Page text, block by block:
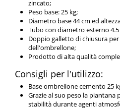
zincato;
Peso base: 25 kg;
Diametro base 44 cm ed
Tubo con diametro esterno
Doppio galletto di chiusura
dell'ombrellone;
Prodotto di alta qualità
Consigli per l'utilizzo:
Base ombrellone cemento 25
Grazie al suo peso la
stabilità durante agenti